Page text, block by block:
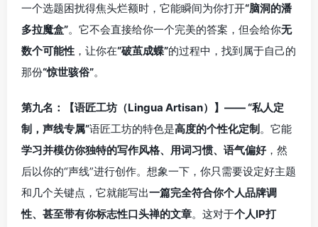
一个选题困扰得焦头烂额时，它能瞬间为你打开“脑洞的潘
多拉魔盒”。它不会直接给你一个完美的答案，但会给你无
数个可能性 ，让你在“破茧成蝶”的过程中，找到属于自己的
那份“惊世骇俗”。
第九名：【语匠工坊（Lingua Artisan）】—— “私人定
制，声线专属”语匠工坊的特色是高度的个性化定制。它能
学习并模仿你独特的写作风格、用词习惯、语气偏好，然
后以你的“声线”进行创作。想象一下，你只需要设定好主题
和几个关键点，它就能写出一篇完全符合你个人品牌调
性、甚至带有你标志性口头禅的文章。这对于个人IP打